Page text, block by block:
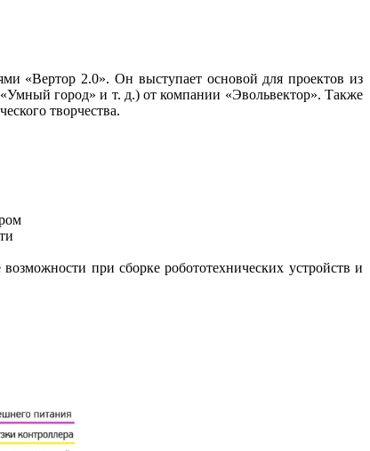
«Вертор 2.0». Он выступает основой для проектов из
город» и т. д.) от компании «Эвольвектор». Также
творчества.
при сборке робототехнических устройств и